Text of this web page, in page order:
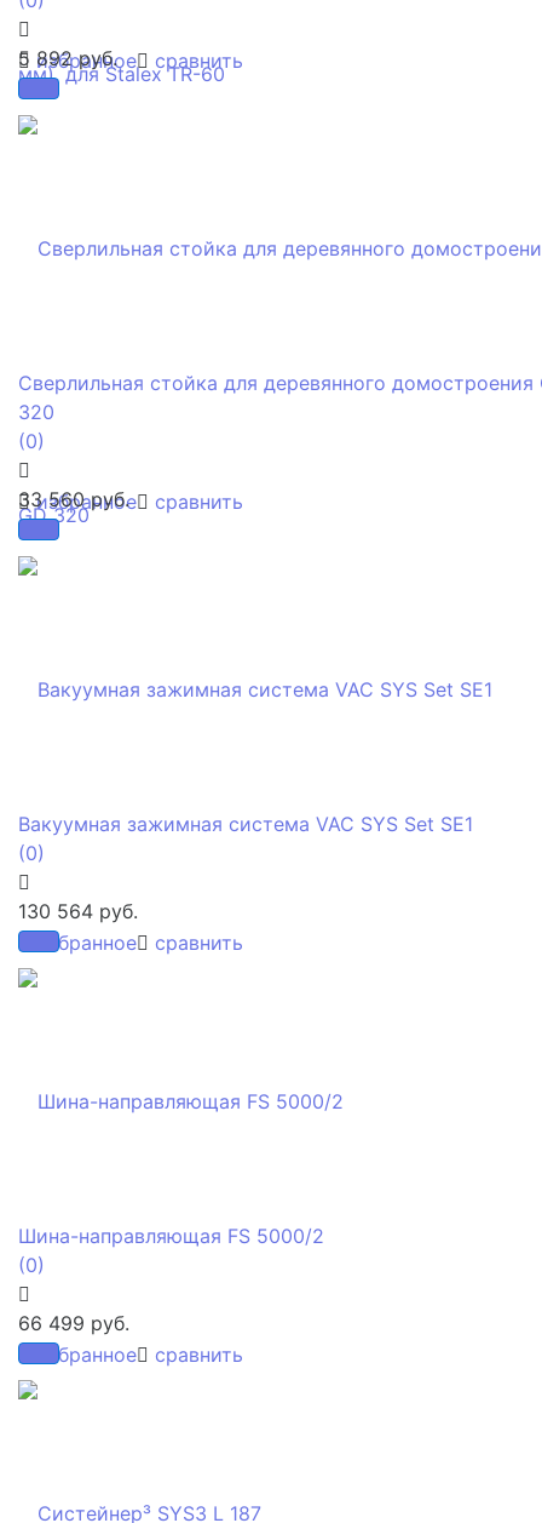
избранное сравнить
5 892 руб.
избранное сравнить
Сверлильная стойка для деревянного домостроения
320
(0)
33 560 руб.
избранное сравнить
Вакуумная зажимная система VAC SYS Set SE1
(0)
130 564 руб.
избранное сравнить
Шина-направляющая FS 5000/2
(0)
66 499 руб.